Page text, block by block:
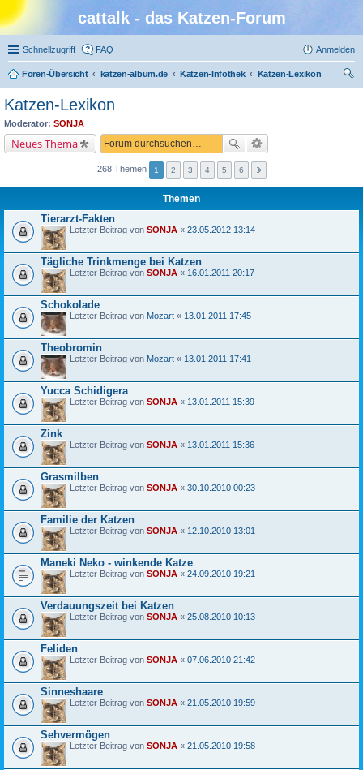
cattalk - das Katzen-Forum
Schnellzugriff FAQ Anmelden
Foren-Übersicht katzen-album.de Katzen-Infothek
Katzen-Lexikon
Katzen-Lexikon
Moderator: SONJA
Neues Thema
268 Themen 1 2 3 4 5 6
Themen
Tierarzt-Fakten
Letzter Beitrag von SONJA « 23.05.2012 13:14
Tägliche Trinkmenge bei Katzen
Letzter Beitrag von SONJA « 16.01.2011 20:17
Schokolade
Letzter Beitrag von Mozart « 13.01.2011 17:45
Theobromin
Letzter Beitrag von Mozart « 13.01.2011 17:41
Yucca Schidigera
Letzter Beitrag von SONJA « 13.01.2011 15:39
Zink
Letzter Beitrag von SONJA « 13.01.2011 15:36
Grasmilben
Letzter Beitrag von SONJA « 30.10.2010 00:23
Familie der Katzen
Letzter Beitrag von SONJA « 12.10.2010 13:01
Maneki Neko - winkende Katze
Letzter Beitrag von SONJA « 24.09.2010 19:21
Verdauungszeit bei Katzen
Letzter Beitrag von SONJA « 25.08.2010 10:13
Feliden
Letzter Beitrag von SONJA « 07.06.2010 21:42
Sinneshaare
Letzter Beitrag von SONJA « 21.05.2010 19:59
Sehvermögen
Letzter Beitrag von SONJA « 21.05.2010 19:58